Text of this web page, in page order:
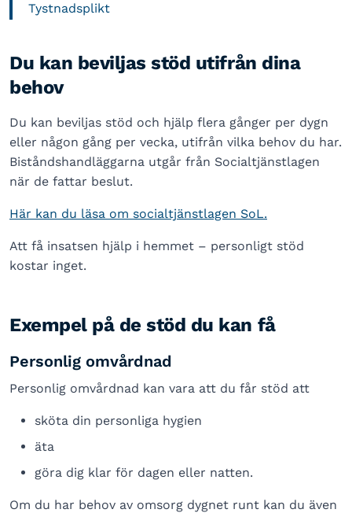
Tystnadsplikt
Du kan beviljas stöd utifrån dina
behov
Du kan beviljas stöd och hjälp flera gånger per dygn
eller någon gång per vecka, utifrån vilka behov du har.
Biståndshandläggarna utgår från Socialtjänstlagen
när de fattar beslut.
Här kan du läsa om socialtjänstlagen SoL.
Att få insatsen hjälp i hemmet – personligt stöd
kostar inget.
Exempel på de stöd du kan få
Personlig omvårdnad
Personlig omvårdnad kan vara att du får stöd att
sköta din personliga hygien
äta
göra dig klar för dagen eller natten.
Om du har behov av omsorg dygnet runt kan du även